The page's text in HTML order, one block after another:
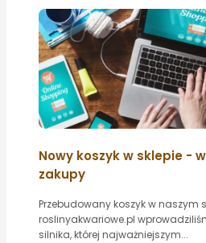
Nowy koszyk w sklepie -
zakupy
Przebudowany koszyk w naszym
roslinyakwariowe.pl
silnika, której najważniejszym...